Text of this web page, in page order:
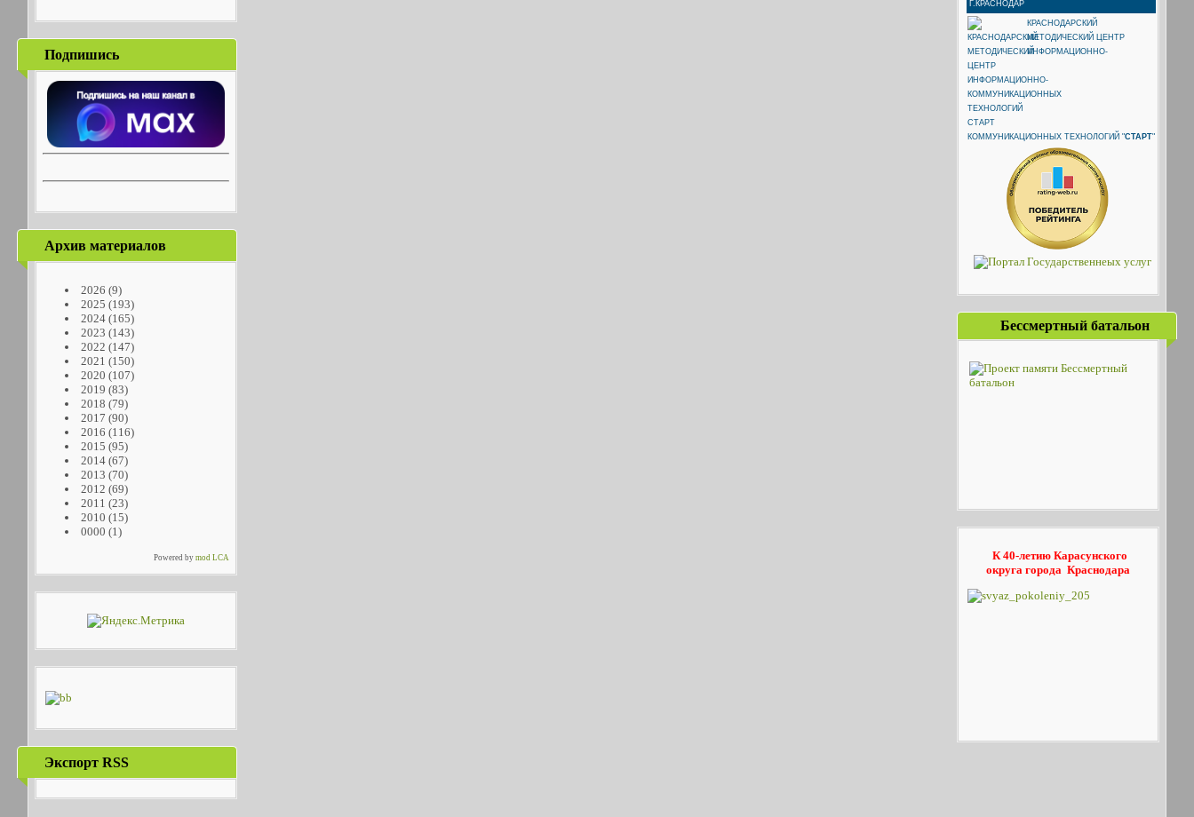
Подпишись
Архив материалов
2026 (9)
2025 (193)
2024(165)
2023 (143)
2022 (147)
2021 (150)
2020 (107)
2019 (83)
2018 (79)
2017 (90)
2016 (116)
2015 (95)
2014(67)
2013 (70)
2012 (69)
2011 (23)
2010 (15)
0000 (1)
Powered bymod LCA
Экспорт RSS
КРАСНОДАРСКИЙ
МЕТОДИЧЕСКИЙ ЦЕНТР
ИНФОРМАЦИОННО-
КОММУНИКАЦИОННЫХ ТЕХНОЛОГИЙ "СТАРТ"
Бессмертный батальон
К 40-летию Карасунского
округа города Краснодара